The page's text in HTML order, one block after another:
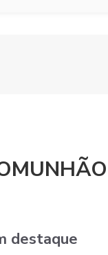
destaque